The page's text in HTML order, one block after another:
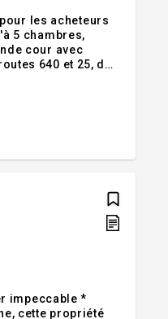
les acheteurs
5 chambres,
cour avec
640 et 25, des
impeccable *
cette propriété